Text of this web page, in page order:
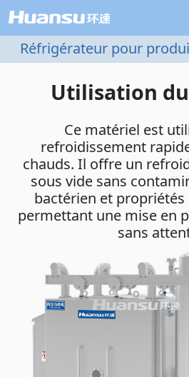
Réfrigérateur pour
Utilisation
Ce matériel est
refroidissement
chauds. Il offre un
sous vide sans
bactérien et
permettant une mise en
sans